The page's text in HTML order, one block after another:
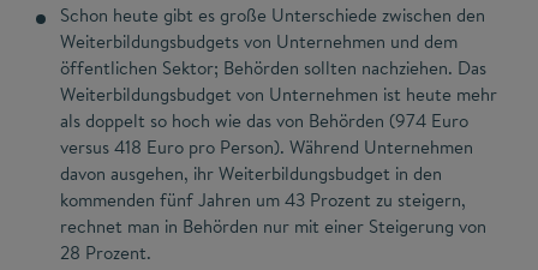
Schon heute gibt es große Unterschiede zwischen den
Weiterbildungsbudgets von Unternehmen und dem
öffentlichen Sektor; Behörden sollten nachziehen. Das
Weiterbildungsbudget von Unternehmen ist heute mehr
als doppelt so hoch wie das von Behörden (974 Euro
versus 418 Euro pro Person). Während Unternehmen
davon ausgehen, ihr Weiterbildungsbudget in den
kommenden fünf Jahren um 43 Prozent zu steigern,
rechnet man in Behörden nur mit einer Steigerung von
28 Prozent.